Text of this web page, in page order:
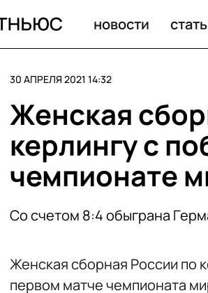
новости
30 АПРЕЛЯ 2021 14:32
Женская
керлингу с
чемпионате
Со счетом 8:4 обыграна
Женская сборная России по
первом матче чемпионата